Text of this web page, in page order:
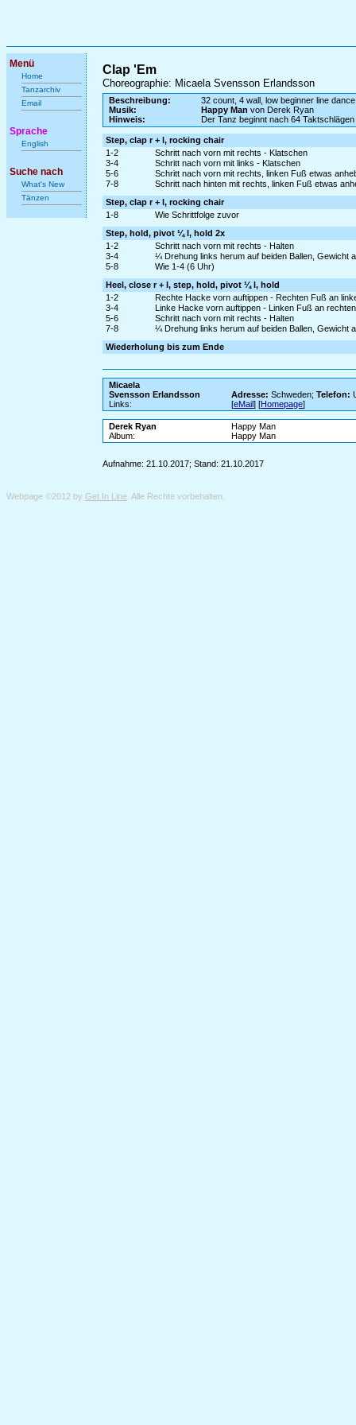
Menü
Home
Tanzarchiv
Email
Sprache
English
Suche nach
What's New
Tänzen
Clap 'Em
Choreographie: Micaela Svensson Erlandsson
Beschreibung:
32 count, 4 wall, low beginner line dance
Musik:
Happy Man von Derek Ryan
Hinweis:
Der Tanz beginnt nach 64 Taktschlägen
Step, clap r + l, rocking chair
1-2
Schritt nach vorn mit rechts - Klatschen
3-4
Schritt nach vorn mit links - Klatschen
5-6
Schritt nach vorn mit rechts, linken Fuß etwas
7-8
Schritt nach hinten mit rechts, linken Fuß etwas
Step, clap r + l, rocking chair
1-8
Wie Schrittfolge zuvor
Step, hold, pivot ¼ l, hold 2x
1-2
Schritt nach vorn mit rechts - Halten
3-4
¼ Drehung links herum auf beiden Ballen, Gewicht
5-8
Wie 1-4 (6 Uhr)
Heel, close r + l, step, hold, pivot ¼ l, hold
1-2
Rechte Hacke vorn auftippen - Rechten Fuß an
3-4
Linke Hacke vorn auftippen - Linken Fuß an
5-6
Schritt nach vorn mit rechts - Halten
7-8
¼ Drehung links herum auf beiden Ballen, Gewicht
Wiederholung bis zum Ende
Micaela
Svensson Erlandsson
Adresse: Schweden;Telefon:
Links:
[eMail] [Homepage]
Derek Ryan
Happy Man
Album:
Happy Man
Aufnahme: 21.10.2017; Stand: 21.10.2017
Webpage ©2012 by Get In Line . Alle Rechte vorbehalten.